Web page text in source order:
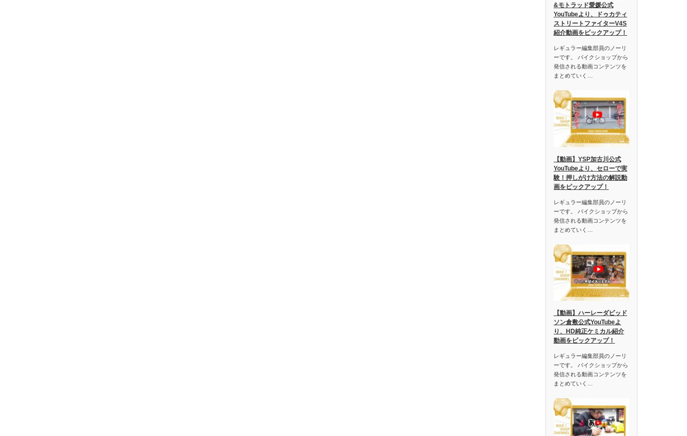
&モトラッド愛媛公式
YouTubeより、ドゥカティ
ストリートファイターV4S
紹介動画をピックアップ！
レギュラー編集部員のノーリ
ーです。 バイクショップから
発信される動画コンテンツを
まとめていく…
【動画】YSP加古川公式
YouTubeより、セローで実
験！押しがけ方法の解説動
画をピックアップ！
レギュラー編集部員のノーリ
ーです。 バイクショップから
発信される動画コンテンツを
まとめていく…
【動画】ハーレーダビッド
ソン倉敷公式YouTubeよ
り、HD純正ケミカル紹介
動画をピックアップ！
レギュラー編集部員のノーリ
ーです。 バイクショップから
発信される動画コンテンツを
まとめていく…